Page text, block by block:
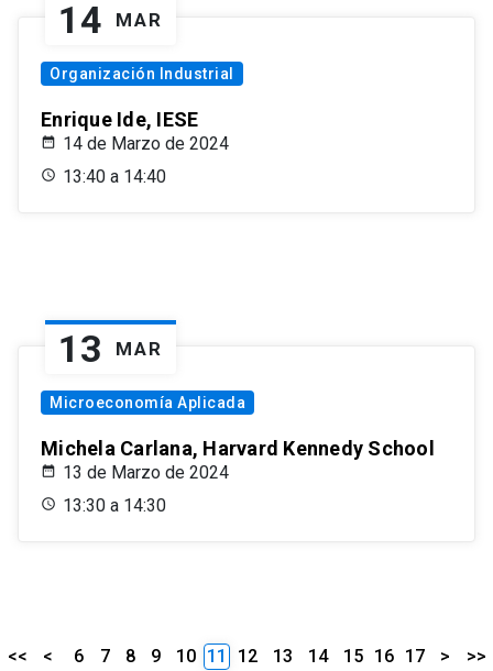
14 MAR
Organización Industrial
Enrique Ide, IESE
14 de Marzo de 2024
13:40 a 14:40
13 MAR
Microeconomía Aplicada
Michela Carlana, Harvard Kennedy School
13 de Marzo de 2024
13:30 a 14:30
<< < 6 7 8 9 10 11 12 13 14 15 16 17 > >>